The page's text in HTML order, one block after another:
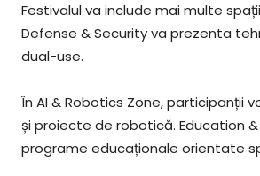
Festivalul va include mai multe
Defense & Security va prezenta
dual-use.
În AI & Robotics Zone,
și proiecte de robotică. Education
programe educaționale orientate